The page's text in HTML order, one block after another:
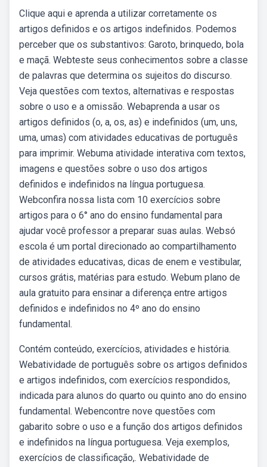
Clique aqui e aprenda a utilizar corretamente os
artigos definidos e os artigos indefinidos. Podemos
perceber que os substantivos: Garoto, brinquedo, bola
e maçã. Webteste seus conhecimentos sobre a classe
de palavras que determina os sujeitos do discurso.
Veja questões com textos, alternativas e respostas
sobre o uso e a omissão. Webaprenda a usar os
artigos definidos (o, a, os, as) e indefinidos (um, uns,
uma, umas) com atividades educativas de português
para imprimir. Webuma atividade interativa com textos,
imagens e questões sobre o uso dos artigos
definidos e indefinidos na língua portuguesa.
Webconfira nossa lista com 10 exercícios sobre
artigos para o 6° ano do ensino fundamental para
ajudar você professor a preparar suas aulas. Websó
escola é um portal direcionado ao compartilhamento
de atividades educativas, dicas de enem e vestibular,
cursos grátis, matérias para estudo. Webum plano de
aula gratuito para ensinar a diferença entre artigos
definidos e indefinidos no 4º ano do ensino
fundamental.
Contém conteúdo, exercícios, atividades e história.
Webatividade de português sobre os artigos definidos
e artigos indefinidos, com exercícios respondidos,
indicada para alunos do quarto ou quinto ano do ensino
fundamental. Webencontre nove questões com
gabarito sobre o uso e a função dos artigos definidos
e indefinidos na língua portuguesa. Veja exemplos,
exercícios de classificação,. Webatividade de